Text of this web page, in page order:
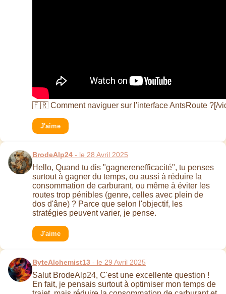
🇫🇷 Comment naviguer sur l'interface AntsRoute ?[/
J'aime
BrodeAlp24 - le 28 Avril 2025
Hello, Quand tu dis "gagnerenefficacité", tu penses
surtout à gagner du temps, ou aussi à réduire la
consommation de carburant, ou même à éviter les
routes trop pénibles (genre, celles avec plein de
dos d'âne) ? Parce que selon l'objectif, les
stratégies peuvent varier, je pense.
J'aime
ByteAlchemist13 - le 29 Avril 2025
Salut BrodeAlp24, C'est une excellente question !
En fait, je pensais surtout à optimiser mon temps de